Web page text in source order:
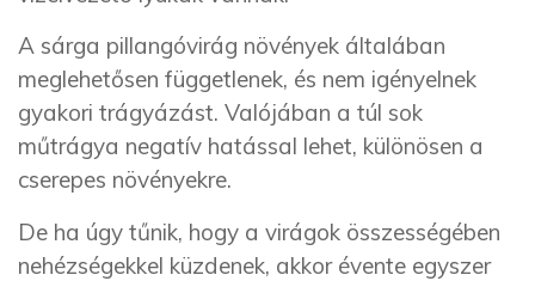
A sárga pillangóvirág növények általában
meglehetősen függetlenek, és nem igényelnek
gyakori trágyázást. Valójában a túl sok
műtrágya negatív hatással lehet, különösen a
cserepes növényekre.
De ha úgy tűnik, hogy a virágok összességében
nehézségekkel küzdenek, akkor évente egyszer